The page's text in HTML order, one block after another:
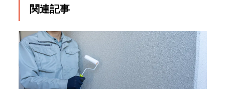
関連記事